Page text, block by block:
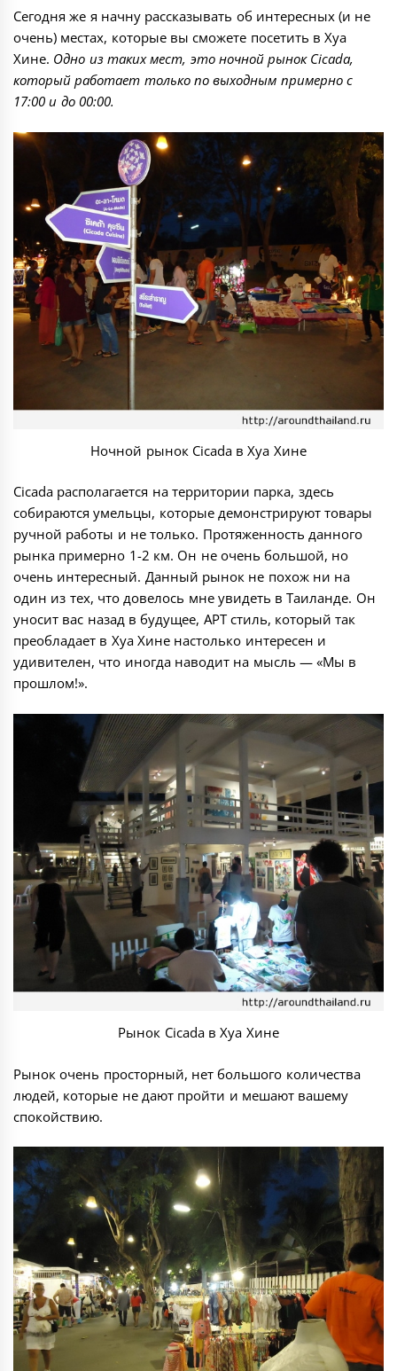
Сегодня же я начну рассказывать об интересных (и не
очень) местах, которые вы сможете посетить в Хуа
Хине. Одно из таких мест, это ночной рынок Cicada,
который работает только по выходным примерно с
17:00 и до 00:00.
Ночной рынок Cicada в Хуа Хине
Cicada располагается на территории парка, здесь
собираются умельцы, которые демонстрируют товары
ручной работы и не только. Протяженность данного
рынка примерно 1-2 км. Он не очень большой, но
очень интересный. Данный рынок не похож ни на
один из тех, что довелось мне увидеть в Таиланде. Он
уносит вас назад в будущее, АРТ стиль, который так
преобладает в Хуа Хине настолько интересен и
удивителен, что иногда наводит на мысль — «Мы в
прошлом!».
Рынок Cicada в Хуа Хине
Рынок очень просторный, нет большого количества
людей, которые не дают пройти и мешают вашему
спокойствию.